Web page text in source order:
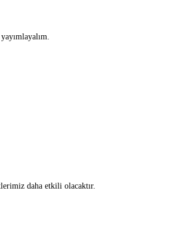
daha etkili olacaktır.